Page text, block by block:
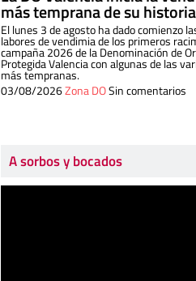
más temprana de su historia
El lunes 3 de agosto ha dado comienzo
labores de vendimia de los primeros
campaña 2026 de la Denominación de
Protegida Valencia con algunas de las
más tempranas.
03/08/2026Zona DOSin comentarios
A sorbos y bocados